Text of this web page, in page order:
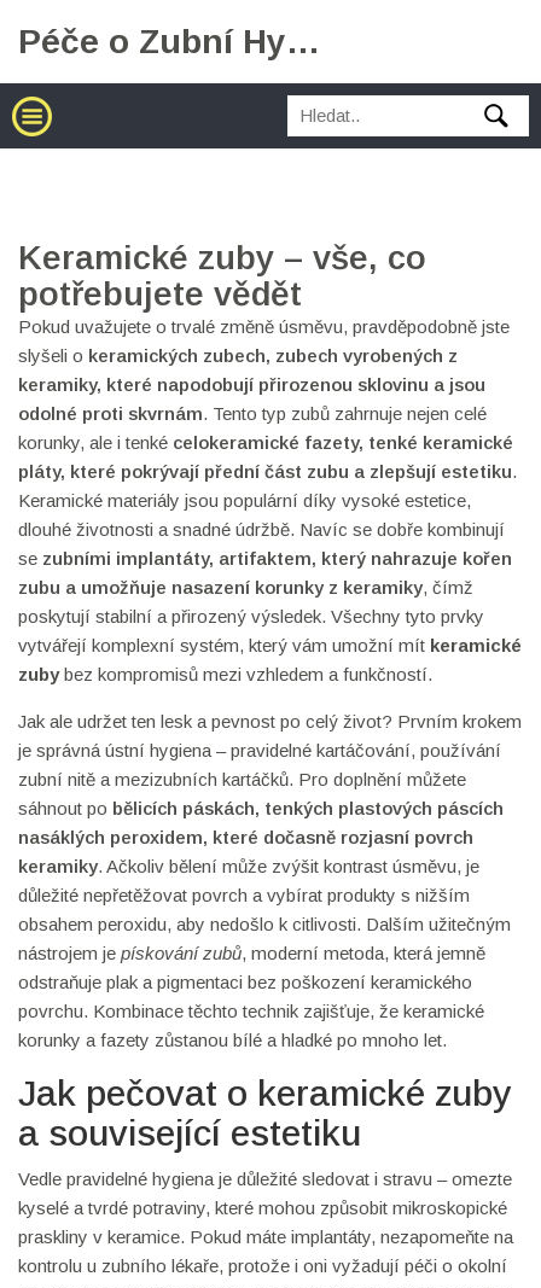
Péče o Zubní Hygienu
Keramické zuby – vše, co
potřebujete vědět
Pokud uvažujete o trvalé změně úsměvu, pravděpodobně jste
slyšeli o keramických zubech, zubech vyrobených z
keramiky, které napodobují přirozenou sklovinu a jsou
odolné proti skvrnám. Tento typ zubů zahrnuje nejen celé
korunky, ale i tenké celokeramické fazety, tenké keramické
pláty, které pokrývají přední část zubu a zlepšují estetiku.
Keramické materiály jsou populární díky vysoké estetice,
dlouhé životnosti a snadné údržbě. Navíc se dobře kombinují
se zubními implantáty, artifaktem, který nahrazuje kořen
zubu a umožňuje nasazení korunky z keramiky, čímž
poskytují stabilní a přirozený výsledek. Všechny tyto prvky
vytvářejí komplexní systém, který vám umožní mít keramické
zubybez kompromisů mezi vzhledem a funkčností.
Jak ale udržet ten lesk a pevnost po celý život? Prvním krokem
je správná ústní hygiena – pravidelné kartáčování, používání
zubní nitě a mezizubních kartáčků. Pro doplnění můžete
sáhnout po bělicích páskách, tenkých plastových páscích
nasáklých peroxidem, které dočasně rozjasní povrch
keramiky. Ačkoliv bělení může zvýšit kontrast úsměvu, je
důležité nepřetěžovat povrch a vybírat produkty s nižším
obsahem peroxidu, aby nedošlo k citlivosti. Dalším užitečným
nástrojem je pískování zubů, moderní metoda, která jemně
odstraňuje plak a pigmentaci bez poškození keramického
povrchu. Kombinace těchto technik zajišťuje, že keramické
korunky a fazety zůstanou bílé a hladké po mnoho let.
Jak pečovat o keramické zuby
a související estetiku
Vedle pravidelné hygiena je důležité sledovat i stravu – omezte
kyselé a tvrdé potraviny, které mohou způsobit mikroskopické
praskliny v keramice. Pokud máte implantáty, nezapomeňte na
kontrolu u zubního lékaře, protože i oni vyžadují péči o okolní